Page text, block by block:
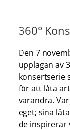
360°
Den 7
upplagan av
konsertserie
för att låta
varandra.
eget; sina
de inspirerar